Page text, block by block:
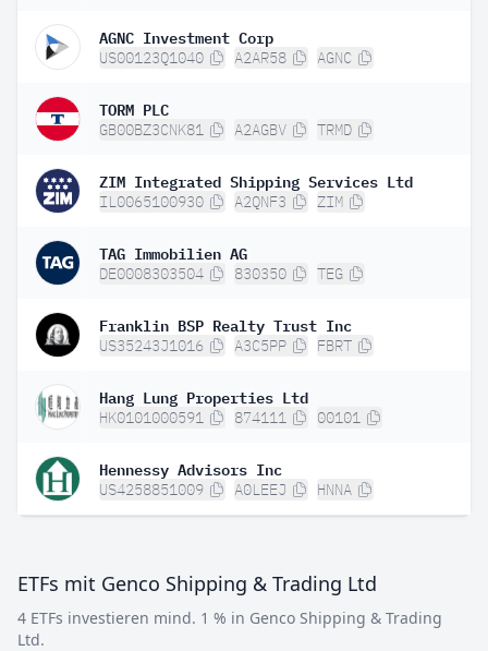
AGNC Investment Corp
US00123Q1040 A2AR58 AGNC
TORM PLC
GB00BZ3CNK81 A2AGBV TRMD
ZIM Integrated Shipping Services Ltd
IL0065100930 A2QNF3 ZIM
TAG Immobilien AG
DE0008303504 830350 TEG
Franklin BSP Realty Trust Inc
US35243J1016 A3C5PP FBRT
Hang Lung Properties Ltd
HK0101000591 874111 00101
Hennessy Advisors Inc
US4258851009 A0LEEJ HNNA
ETFs mit Genco Shipping & Trading Ltd
4 ETFs investieren mind. 1 % in Genco Shipping & Trading
Ltd.